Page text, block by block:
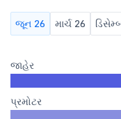
જૂન 26 માર્ચ 26
જાહેર
પ્રમોટર